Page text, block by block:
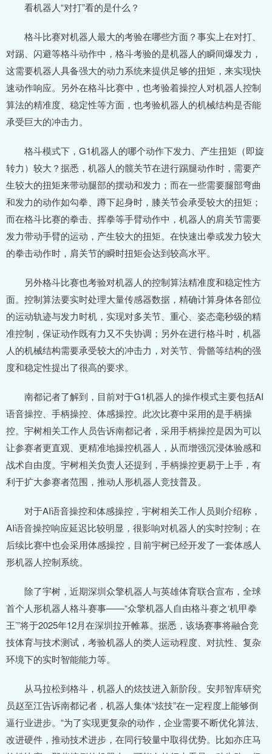
看机器人“对打”看的是什么？
格斗比赛对机器人最大的考验在哪些方面？事实上在对打、
对踢、闪避等格斗动作中，格斗考验的是机器人的瞬间爆发力，
这需要机器人具备强大的动力系统来提供足够的扭矩，来实现快
速动作响应。另外在格斗比赛中，也考验着操控人对机器人控制
算法的精准度、稳定性等方面，也考验机器人的机械结构是否能
承受巨大的冲击力。
格斗模式下，G1机器人的哪个动作下发力、产生扭矩（即旋
转力）较大？据悉，机器人的髋关节在进行踢腿动作时，需要产
生较大的扭矩来带动腿部的摆动和发力；而在一些需要腿部弯曲
和发力的动作如勾拳、蹲下起身时，膝关节会承受较大的扭矩；
而在格斗比赛的拳击、挥拳等手臂动作中，机器人的肩关节需要
发力带动手臂的运动，产生较大的扭矩。在快速出拳或发力较大
的拳击动作时，肩关节的瞬时扭矩会达到较高水平。
另外格斗比赛也考验对机器人的控制算法精准度和稳定性方
面。控制算法要实时处理大量传感器数据，精确计算身体各部位
的运动轨迹与发力时机，实现对多关节、重心、姿态毫秒级的精
准控制，保证动作既有力又不失协调；另外在进行格斗时，机器
人的机械结构需要承受较大的冲击力，对关节、骨骼等结构的强
度和稳定性提出了很高的要求。
南都记者了解到，目前对于G1机器人的操作模式主要包括AI
语音操控、手柄操控、体感操控。此次比赛中采用的是手柄操
控。宇树相关工作人员告诉南都记者，采用手柄操控是因为可以
让参赛者更直观、更精准地操控机器人，从而增强沉浸体验感和
战术自由度。宇树相关负责人还提到，手柄操控更易于上手，有
利于扩大参赛者范围，推动人形机器人竞技普及。
对于AI语音操控和体感操控，宇树相关工作人员则介绍称，
AI语音操控响应延迟比较明显，很影响对机器人的实时控制；在
后续比赛中也会采用体感操控，目前宇树已经开发了一套体感人
形机器人控制系统。
除了宇树，近期深圳众擎机器人与英雄体育联合宣布，全球
首个人形机器人格斗赛事——“众擎机器人自由格斗赛之‘机甲拳
王’”将于2025年12月在深圳拉开帷幕。据悉，该场赛事将融合竞
技体育与技术测试，考验机器人的类人运动程度、对抗性、复杂
环境下的实时智能能力等。
从马拉松到格斗，机器人的炫技进入新阶段。安邦智库研究
员赵至江告诉南都记者，机器人集体“炫技”在一定程度上能够倒
逼行业进步。“为了实现更复杂的动作，企业需要不断优化算法、
改进硬件，推动技术进步，在同行较量中取得优势。比如亦庄马